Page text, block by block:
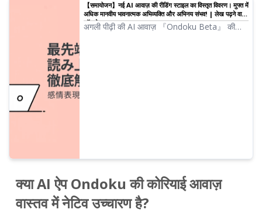
【समायोजन】नई AI आवाज़ की रीडिंग स्टाइल का विस्तृत विवरण। मुफ्त में
अधिक मानवीय भावनात्मक अभिव्यक्ति और अभिनय संभव! | लेख पढ़ने वाला
सॉफ्टवेयर Ondoku
अगली पीढ़ी की AI आवाज़ 『Ondoku Beta』 की
क्या AI ऐप Ondoku की कोरियाई आवाज़
वास्तव में नेटिव उच्चारण है?